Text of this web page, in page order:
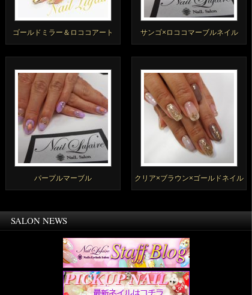
ゴールドミラー＆ロココアート サンゴ×ロココマーブルネイル
パープルマーブル クリア×ブラウン×ゴールドネイル
SALON NEWS